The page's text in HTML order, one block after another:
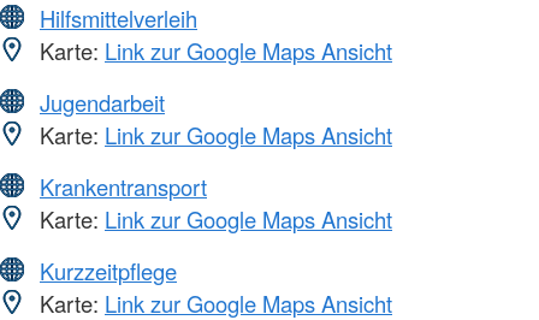
Hilfsmittelverleih
Karte: Link zur Google Maps Ansicht
Jugendarbeit
Karte: Link zur Google Maps Ansicht
Krankentransport
Karte: Link zur Google Maps Ansicht
Kurzzeitpflege
Karte: Link zur Google Maps Ansicht